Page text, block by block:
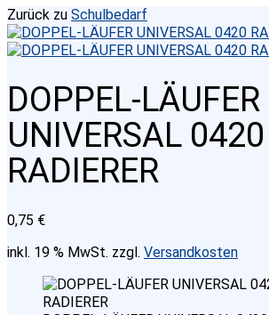
Zurück zu Schulbedarf
DOPPEL-LÄUFER
UNIVERSAL 0420
RADIERER
0,75 €
inkl. 19 % MwSt. zzgl. Versandkosten